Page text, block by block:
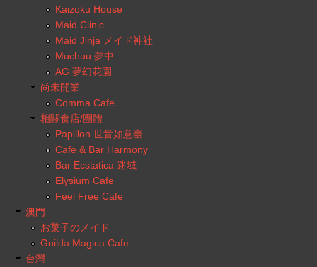
Kaizoku House
Maid Clinic
Maid Jinja メイド神社
Muchuu 夢中
AG 夢幻花園
尚未開業
Comma Cafe
相關食店/團體
Papillon 世音如意臺
Cafe & Bar Harmony
Bar Ecstatica 迷域
Elysium Cafe
Feel Free Cafe
澳門
お菓子のメイド
Guilda Magica Cafe
台灣